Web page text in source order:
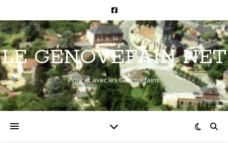
LE GÉNOVÉFAIN NET
Pour et avec les Génovéfains